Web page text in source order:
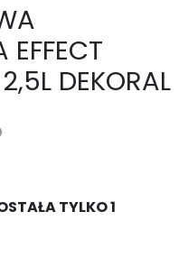
EFFECT
DEKORAL
TYLKO 1